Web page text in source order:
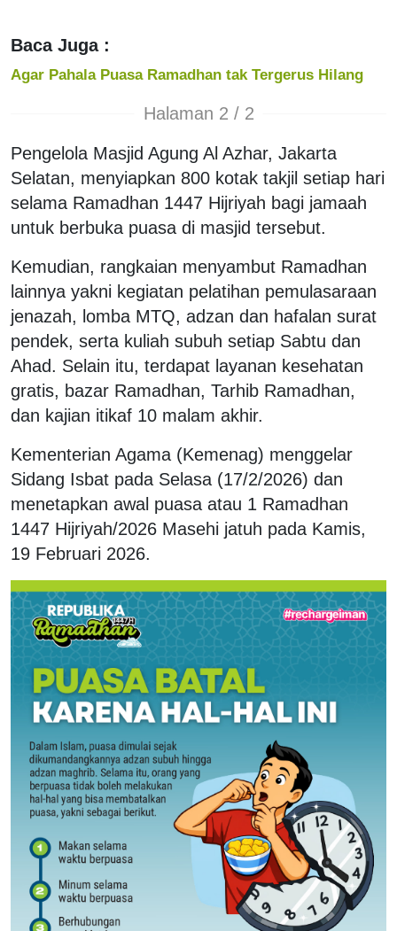
Baca Juga :
Agar Pahala Puasa Ramadhan tak Tergerus Hilang
Halaman 2 / 2
Pengelola Masjid Agung Al Azhar, Jakarta
Selatan, menyiapkan 800 kotak takjil setiap hari
selama Ramadhan 1447 Hijriyah bagi jamaah
untuk berbuka puasa di masjid tersebut.
Kemudian, rangkaian menyambut Ramadhan
lainnya yakni kegiatan pelatihan pemulasaraan
jenazah, lomba MTQ, adzan dan hafalan surat
pendek, serta kuliah subuh setiap Sabtu dan
Ahad. Selain itu, terdapat layanan kesehatan
gratis, bazar Ramadhan, Tarhib Ramadhan,
dan kajian itikaf 10 malam akhir.
Kementerian Agama (Kemenag) menggelar
Sidang Isbat pada Selasa (17/2/2026) dan
menetapkan awal puasa atau 1 Ramadhan
1447 Hijriyah/2026 Masehi jatuh pada Kamis,
19 Februari 2026.